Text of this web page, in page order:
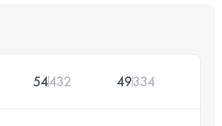
54432 49334